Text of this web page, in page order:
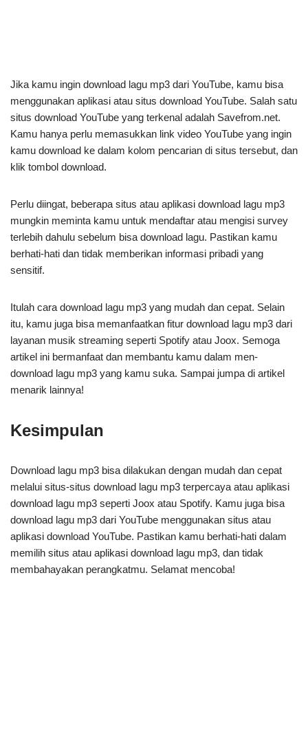
Jika kamu ingin download lagu mp3 dari YouTube, kamu bisa
menggunakan aplikasi atau situs download YouTube. Salah satu
situs download YouTube yang terkenal adalah Savefrom.net.
Kamu hanya perlu memasukkan link video YouTube yang ingin
kamu download ke dalam kolom pencarian di situs tersebut, dan
klik tombol download.
Perlu diingat, beberapa situs atau aplikasi download lagu mp3
mungkin meminta kamu untuk mendaftar atau mengisi survey
terlebih dahulu sebelum bisa download lagu. Pastikan kamu
berhati-hati dan tidak memberikan informasi pribadi yang
sensitif.
Itulah cara download lagu mp3 yang mudah dan cepat. Selain
itu, kamu juga bisa memanfaatkan fitur download lagu mp3 dari
layanan musik streaming seperti Spotify atau Joox. Semoga
artikel ini bermanfaat dan membantu kamu dalam men-
download lagu mp3 yang kamu suka. Sampai jumpa di artikel
menarik lainnya!
Kesimpulan
Download lagu mp3 bisa dilakukan dengan mudah dan cepat
melalui situs-situs download lagu mp3 terpercaya atau aplikasi
download lagu mp3 seperti Joox atau Spotify. Kamu juga bisa
download lagu mp3 dari YouTube menggunakan situs atau
aplikasi download YouTube. Pastikan kamu berhati-hati dalam
memilih situs atau aplikasi download lagu mp3, dan tidak
membahayakan perangkatmu. Selamat mencoba!